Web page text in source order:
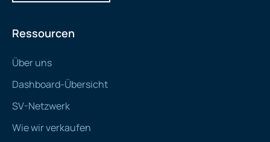
Ressourcen
Über uns
Dashboard-Übersicht
SV-Netzwerk
Wie wir verkaufen